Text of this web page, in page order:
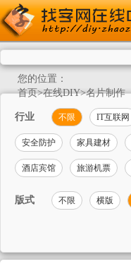
您的位置：
首页>在线DIY>名片制作
行业 不限 IT互联网
安全防护 家具建材
酒店宾馆 旅游机票
版式 不限 横版